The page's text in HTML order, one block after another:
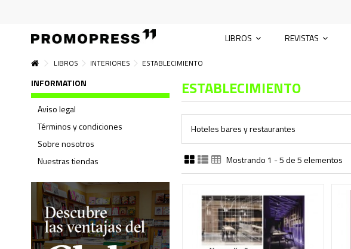
LIBROS REVISTAS
LIBROS INTERIORES ESTABLECIMIENTO
ESTABLECIMIENTO
Hoteles bares y restaurantes
Mostrando 1 - 5 de 5 elementos
INFORMATION
Aviso legal
Términos y condiciones
Sobre nosotros
Nuestras tiendas